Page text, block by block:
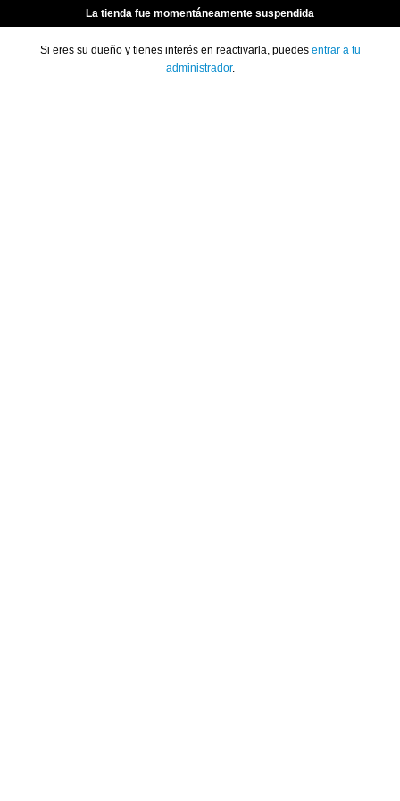
La tienda fue momentáneamente suspendida
Si eres su dueño y tienes interés en reactivarla, puedes entrar a tu
administrador.